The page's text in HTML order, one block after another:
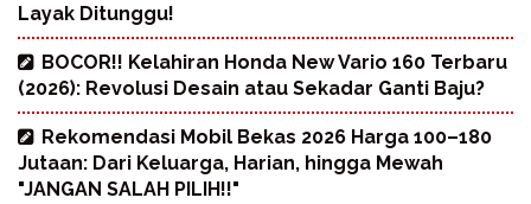
Layak Ditunggu!
BOCOR!! Kelahiran Honda New Vario 160 Terbaru
(2026): Revolusi Desain atau Sekadar Ganti Baju?
Rekomendasi Mobil Bekas 2026 Harga 100–180
Jutaan: Dari Keluarga, Harian, hingga Mewah
"JANGAN SALAH PILIH!!"